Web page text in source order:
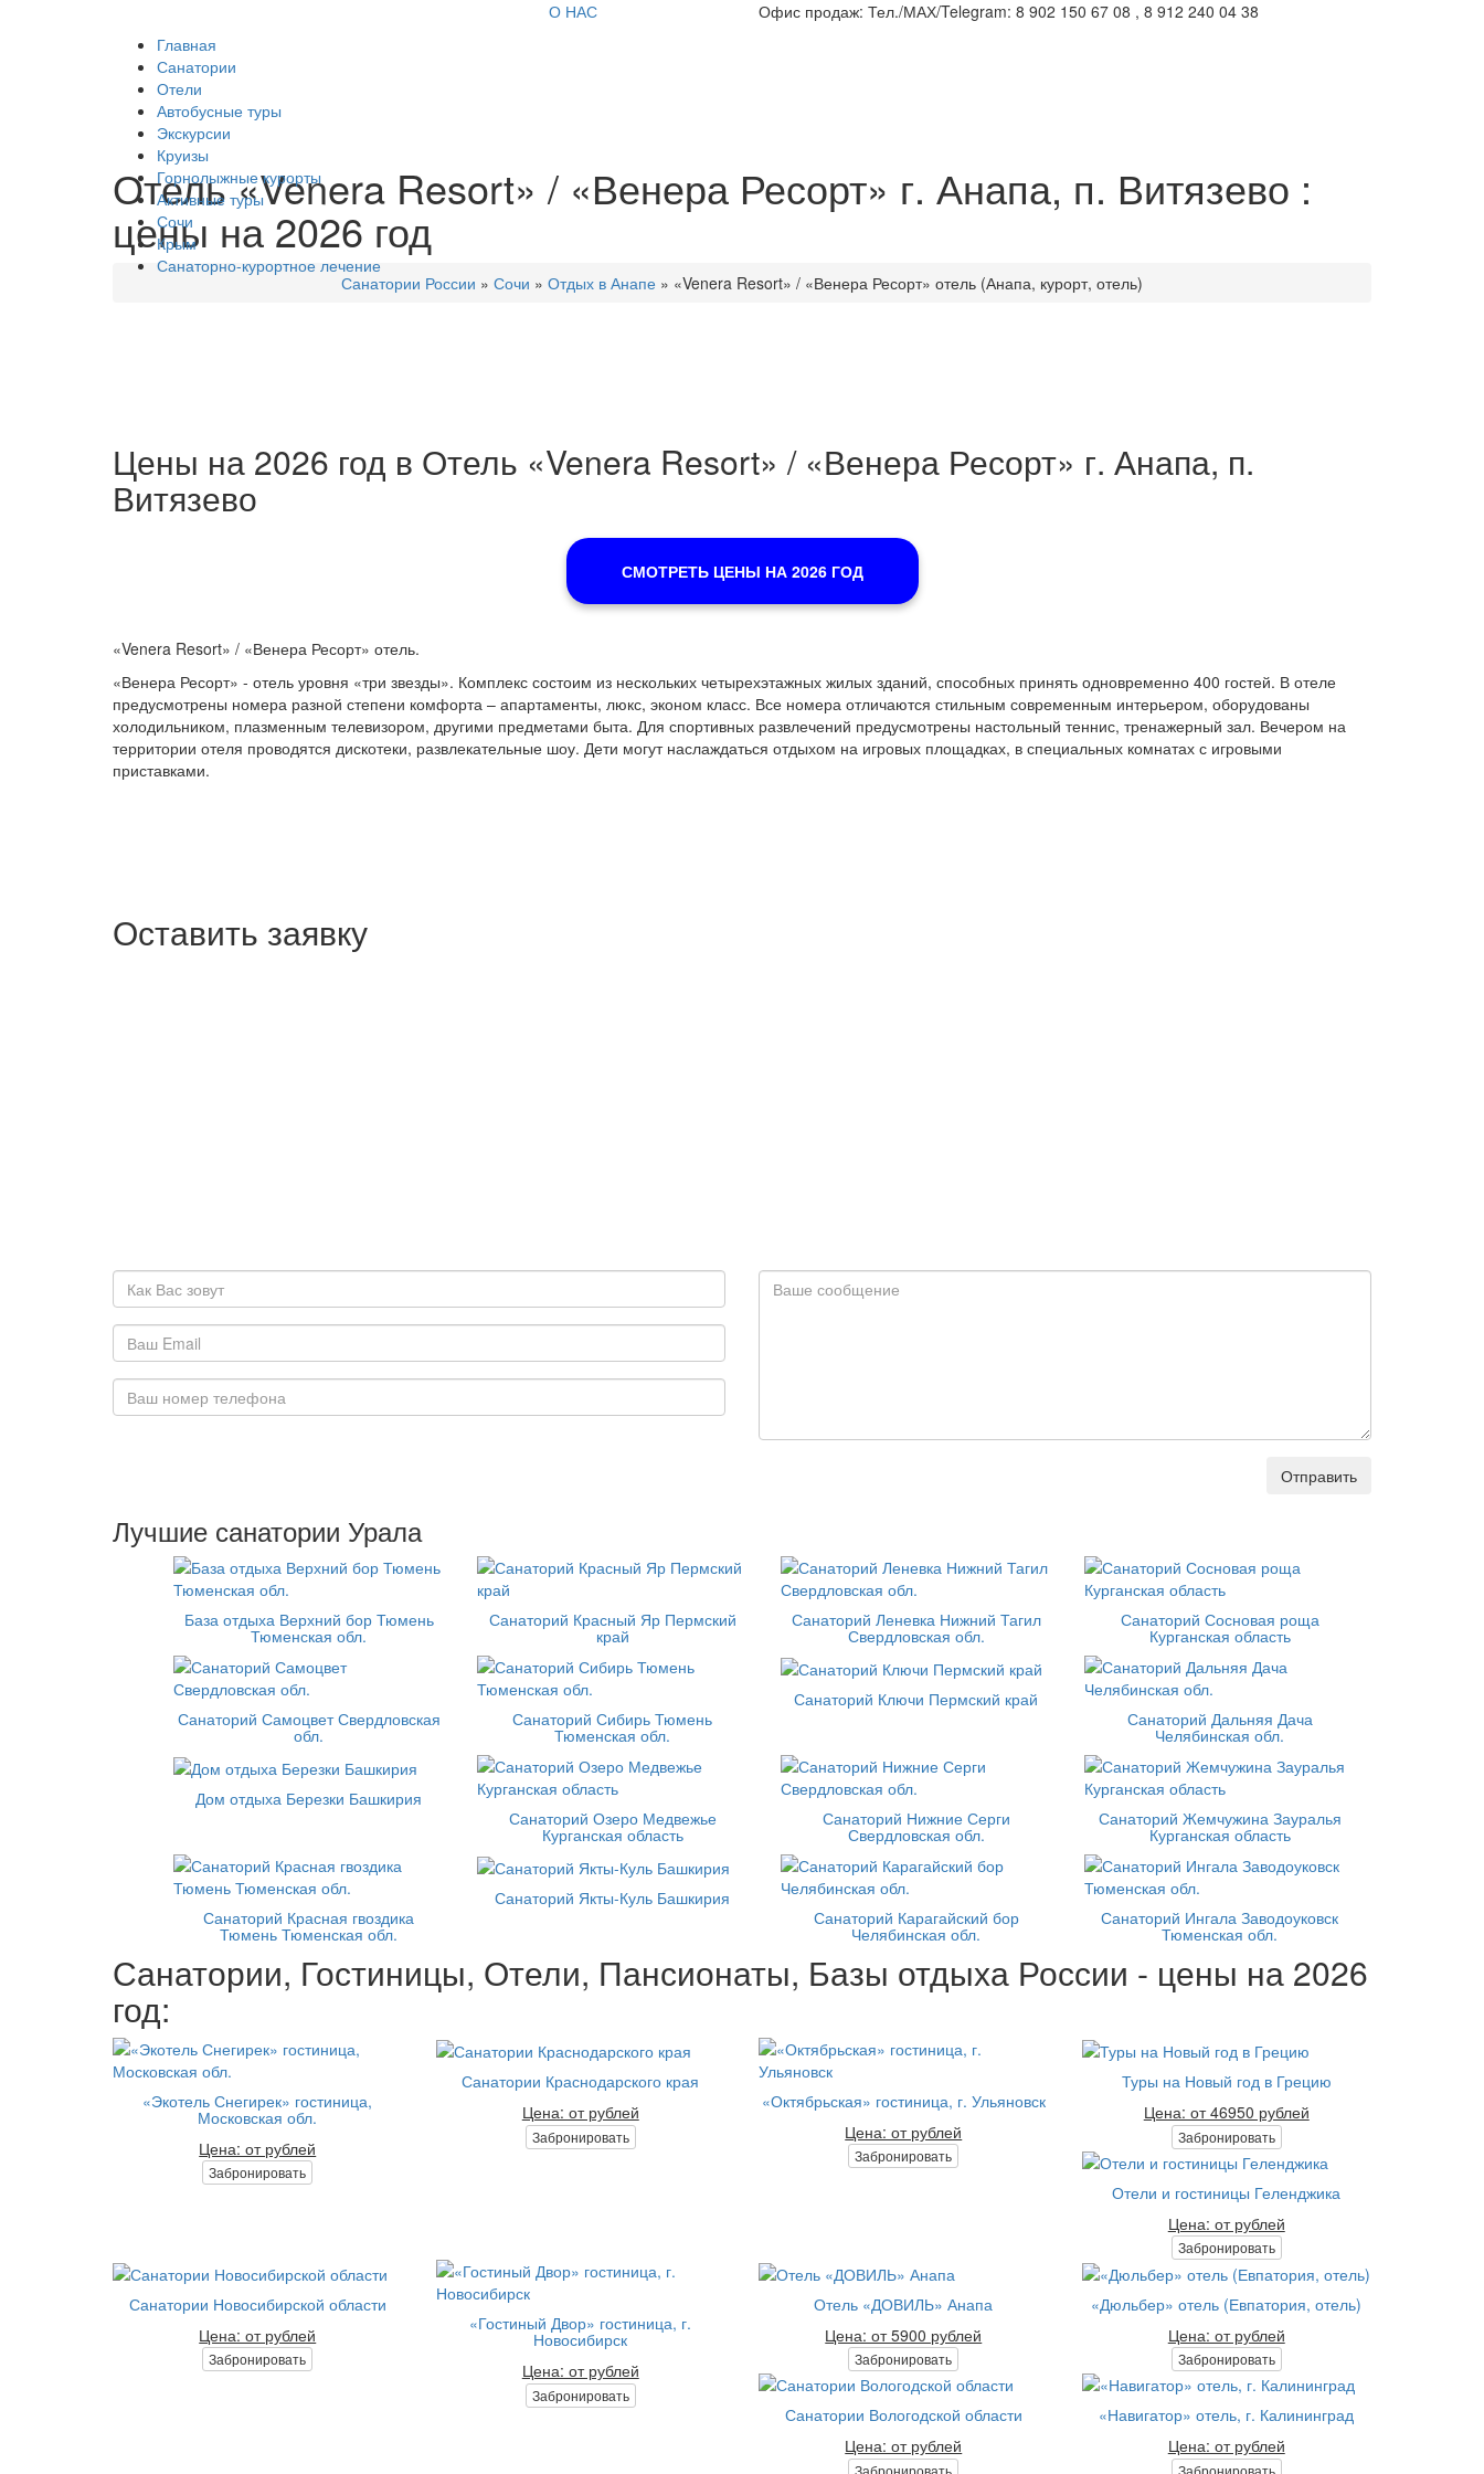
О НАС
Офис продаж: Тел./МАХ/Telegram: 8 902 150 67 08 , 8 912 240 04 38
Главная
Санатории
Отели
Автобусные туры
Экскурсии
Круизы
Горнолыжные курорты
Активные туры
Сочи
Крым
Санаторно-курортное лечение
Отель «Venera Resort» / «Венера Ресорт» г. Анапа, п. Витязево :
цены на 2026 год
Санатории России » Сочи » Отдых в Анапе » «Venera Resort» / «Венера Ресорт» отель (Анапа, курорт, отель)
Цены на 2026 год в Отель «Venera Resort» / «Венера Ресорт» г. Анапа, п.
Витязево
СМОТРЕТЬ ЦЕНЫ НА 2026 ГОД
«Venera Resort» / «Венера Ресорт» отель.
«Венера Ресорт» - отель уровня «три звезды». Комплекс состоим из нескольких четырехэтажных жилых зданий, способных принять одновременно 400 гостей. В отеле
предусмотрены номера разной степени комфорта – апартаменты, люкс, эконом класс. Все номера отличаются стильным современным интерьером, оборудованы
холодильником, плазменным телевизором, другими предметами быта. Для спортивных развлечений предусмотрены настольный теннис, тренажерный зал. Вечером на
территории отеля проводятся дискотеки, развлекательные шоу. Дети могут наслаждаться отдыхом на игровых площадках, в специальных комнатах с игровыми
приставками.
Оставить заявку
Отправить
Лучшие санатории Урала
База отдыха Верхний бор Тюмень
Тюменская обл.
Санаторий Красный Яр Пермский
край
Санаторий Леневка Нижний Тагил
Свердловская обл.
Санаторий Сосновая роща
Курганская область
Санаторий Самоцвет Свердловская
обл.
Санаторий Сибирь Тюмень
Тюменская обл.
Санаторий Ключи Пермский край
Санаторий Дальняя Дача
Челябинская обл.
Дом отдыха Березки Башкирия
Санаторий Озеро Медвежье
Курганская область
Санаторий Нижние Серги
Свердловская обл.
Санаторий Жемчужина Зауралья
Курганская область
Санаторий Красная гвоздика
Тюмень Тюменская обл.
Санаторий Якты-Куль Башкирия
Санаторий Карагайский бор
Челябинская обл.
Санаторий Ингала Заводоуковск
Тюменская обл.
Санатории, Гостиницы, Отели, Пансионаты, Базы отдыха России - цены на 2026
год:
«Экотель Снегирек» гостиница,
Московская обл.
Цена: от рублей
Забронировать
Санатории Краснодарского края
Цена: от рублей
Забронировать
«Октябрьская» гостиница, г. Ульяновск
Цена: от рублей
Забронировать
Туры на Новый год в Грецию
Цена: от 46950 рублей
Забронировать
Отели и гостиницы Геленджика
Цена: от рублей
Забронировать
Санатории Новосибирской области
Цена: от рублей
Забронировать
«Гостиный Двор» гостиница, г.
Новосибирск
Цена: от рублей
Забронировать
Отель «ДОВИЛЬ» Анапа
Цена: от 5900 рублей
Забронировать
«Дюльбер» отель (Евпатория, отель)
Цена: от рублей
Забронировать
Санатории Вологодской области
Цена: от рублей
Забронировать
«Навигатор» отель, г. Калининград
Цена: от рублей
Забронировать